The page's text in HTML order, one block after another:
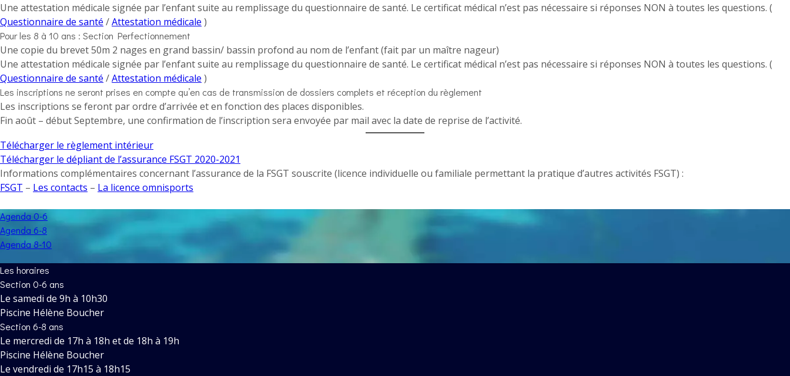
Une attestation médicale signée par l’enfant suite au remplissage du questionnaire de santé. Le certificat médical n’est pas nécessaire si réponses NON à toutes les questions. (
Questionnaire de santé /Attestation médicale )
Pour les 8 à 10 ans : Section Perfectionnement
Une copie du brevet 50m 2 nages en grand bassin/ bassin profond au nom de l’enfant (fait par un maître nageur)
Une attestation médicale signée par l’enfant suite au remplissage du questionnaire de santé. Le certificat médical n’est pas nécessaire si réponses NON à toutes les questions. (
Questionnaire de santé /Attestation médicale )
Les inscriptions ne seront prises en compte qu’en cas de transmission de dossiers complets et réception du règlement
Les inscriptions se feront par ordre d’arrivée et en fonction des places disponibles.
Fin août – début Septembre, une confirmation de l’inscription sera envoyée par mail avec la date de reprise de l’activité.
Télécharger le règlement intérieur
Télécharger le dépliant de l’assurance FSGT 2020-2021
Informations complémentaires concernant l’assurance de la FSGT souscrite (licence individuelle ou familiale permettant la pratique d’autres activités FSGT) :
FSGT – Les contacts – La licence omnisports
Agenda 0-6
Agenda 6-8
Agenda 8-10
Les horaires
Section 0-6 ans
Le samedi de 9h à 10h30
Piscine Hélène Boucher
Section 6-8 ans
Le mercredi de 17h à 18h et de 18h à 19h
Piscine Hélène Boucher
Le vendredi de 17h15 à 18h15